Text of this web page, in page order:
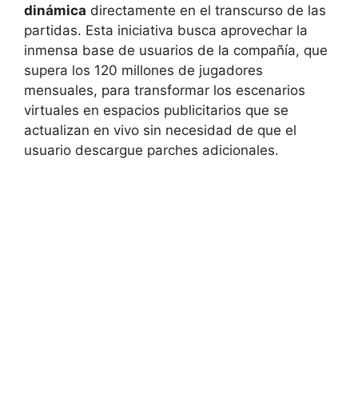
dinámica directamente en el transcurso de las
partidas. Esta iniciativa busca aprovechar la
inmensa base de usuarios de la compañía, que
supera los 120 millones de jugadores
mensuales, para transformar los escenarios
virtuales en espacios publicitarios que se
actualizan en vivo sin necesidad de que el
usuario descargue parches adicionales.